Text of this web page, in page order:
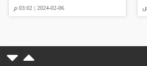
2024-02-06 | 03:02 م